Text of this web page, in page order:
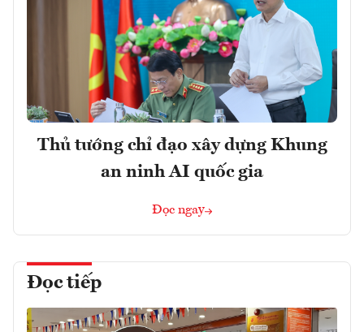
Thủ tướng chỉ đạo xây dựng Khung
an ninh AI quốc gia
Đọc ngay
Đọc tiếp